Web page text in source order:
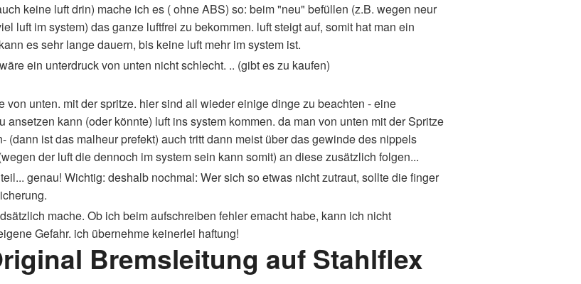
keine luft drin) mache ich es ( ohne ABS) so: beim "neu" befüllen (z.B. wegen neur
luft im system) das ganze luftfrei zu bekommen. luft steigt auf, somit hat man ein
es sehr lange dauern, bis keine luft mehr im system ist.
ein unterdruck von unten nicht schlecht. .. (gibt es zu kaufen)
unten. mit der spritze. hier sind all wieder einige dinge zu beachten - eine
kann (oder könnte) luft ins system kommen. da man von unten mit der Spritze
(dann ist das malheur prefekt) auch tritt dann meist über das gewinde des nippels
der luft die dennoch im system sein kann somit) an diese zusätzlich folgen...
genau! Wichtig: deshalb nochmal: Wer sich so etwas nicht zutraut, sollte die finger
mache. Ob ich beim aufschreiben fehler emacht habe, kann ich nicht
Gefahr. ich übernehme keinerlei haftung!
Bremsleitung auf Stahlflex